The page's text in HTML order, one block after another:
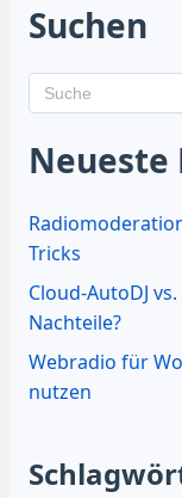
Suchen
Neueste
Tricks
Cloud-AutoDJ
Nachteile?
Webradio für
nutzen